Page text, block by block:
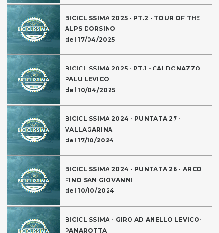
BICICLISSIMA 2025 - PT.2 - TOUR OF THE
ALPS DORSINO
del 17/04/2025
BICICLISSIMA 2025 - PT.1 - CALDONAZZO
PALU LEVICO
del 10/04/2025
BICICLISSIMA 2024 - PUNTATA 27 -
VALLAGARINA
del 17/10/2024
BICICLISSIMA 2024 - PUNTATA 26 - ARCO
FINO SAN GIOVANNI
del 10/10/2024
BICICLISSIMA - GIRO AD ANELLO LEVICO-
PANAROTTA